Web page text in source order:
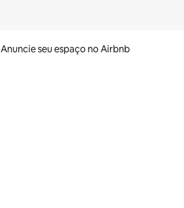
Anuncie seu espaço no Airbnb